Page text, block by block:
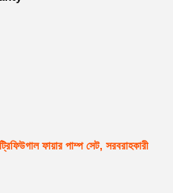
ফায়ার পাম্প সেট, সরবরাহকারী